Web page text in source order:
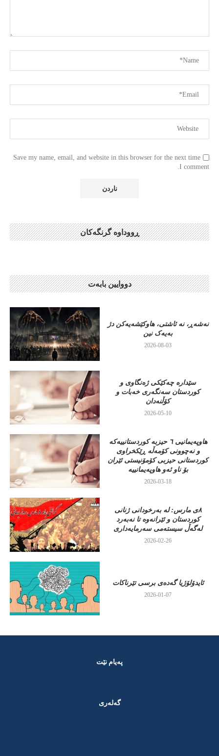
Save my name, email, and website in this browser for the next time
I comment.
ڕووداوە گرنگەکان
دووایین بابەت
نەشەڕ، نە ئاشتی، هاوکێشەیەکن دژ
بەیەک نین
2026-08-03
سێدارە چەکێکی ژەنگاوی و
کوردستان سەنگەری خەبات و
کۆڵنەدان
2026-05-10
هاوپەیمانیی ٦ حیزبە کوردستانییەکە
و نەچوونی کۆمەڵە ڕێکخراوی
کوردستانی حیزبی کۆمۆنیستی ئێران
بۆ ناو ئەو هاوپەیمانییە
2026-03-18
٨ی مارس: لە بەرخودانی ژنانی
کوردستان و ئێرانەوە تا نەبەرد
لەگەڵ سیستەمی سەرمایەداری
2026-02-26
ئایدۆلۆژیا گەدەی برسی تێرناکات
2026-01-07
پەیام نێت
گەلەری